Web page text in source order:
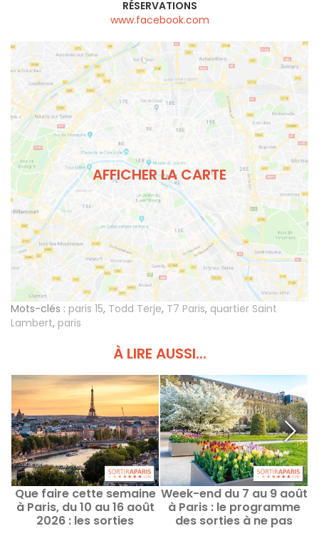
RÉSERVATIONS
www.facebook.com
AFFICHER LA CARTE
Mots-clés : paris 15, Todd Terje, T7 Paris, quartier Saint
Lambert, paris
À LIRE AUSSI...
Que faire cette semaine
à Paris, du 10 au 16 août
2026 : les sorties
Week-end du 7 au 9 août
à Paris : le programme
des sorties à ne pas